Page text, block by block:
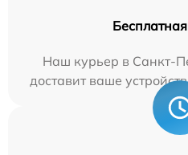
Наш курьер в Санкт-
доставит ваше